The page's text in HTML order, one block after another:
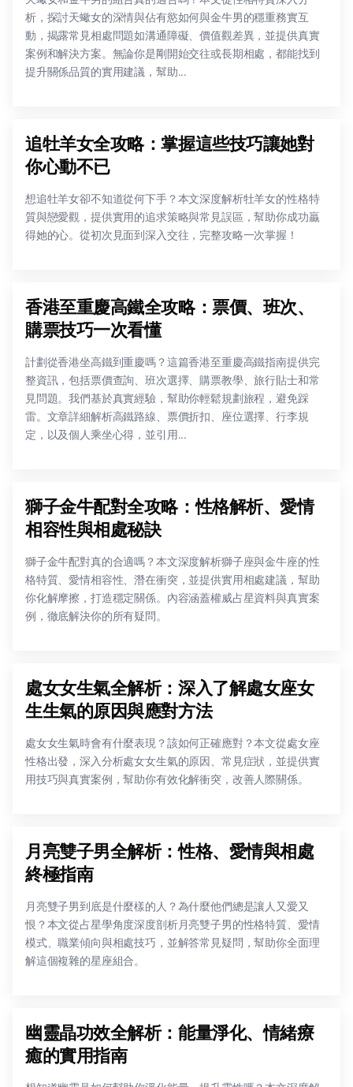
析，探討天蠍女的深情與佔有慾如何與金牛男的穩重務實互
動，揭露常見相處問題如溝通障礙、價值觀差異，並提供真實
案例和解決方案。無論你是剛開始交往或長期相處，都能找到
提升關係品質的實用建議，幫助...
追牡羊女全攻略：掌握這些技巧讓她對
你心動不已
想追牡羊女卻不知道從何下手？本文深度解析牡羊女的性格特
質與戀愛觀，提供實用的追求策略與常見誤區，幫助你成功贏
得她的心。從初次見面到深入交往，完整攻略一次掌握！
香港至重慶高鐵全攻略：票價、班次、
購票技巧一次看懂
計劃從香港坐高鐵到重慶嗎？這篇香港至重慶高鐵指南提供完
整資訊，包括票價查詢、班次選擇、購票教學、旅行貼士和常
見問題。我們基於真實經驗，幫助你輕鬆規劃旅程，避免踩
雷。文章詳細解析高鐵路線、票價折扣、座位選擇、行李規
定，以及個人乘坐心得，並引用...
獅子金牛配對全攻略：性格解析、愛情
相容性與相處秘訣
獅子金牛配對真的合適嗎？本文深度解析獅子座與金牛座的性
格特質、愛情相容性、潛在衝突，並提供實用相處建議，幫助
你化解摩擦，打造穩定關係。內容涵蓋權威占星資料與真實案
例，徹底解決你的所有疑問。
處女女生氣全解析：深入了解處女座女
生生氣的原因與應對方法
處女女生氣時會有什麼表現？該如何正確應對？本文從處女座
性格出發，深入分析處女女生氣的原因、常見症狀，並提供實
用技巧與真實案例，幫助你有效化解衝突，改善人際關係。
月亮雙子男全解析：性格、愛情與相處
終極指南
月亮雙子男到底是什麼樣的人？為什麼他們總是讓人又愛又
恨？本文從占星學角度深度剖析月亮雙子男的性格特質、愛情
模式、職業傾向與相處技巧，並解答常見疑問，幫助你全面理
解這個複雜的星座組合。
幽靈晶功效全解析：能量淨化、情緒療
癒的實用指南